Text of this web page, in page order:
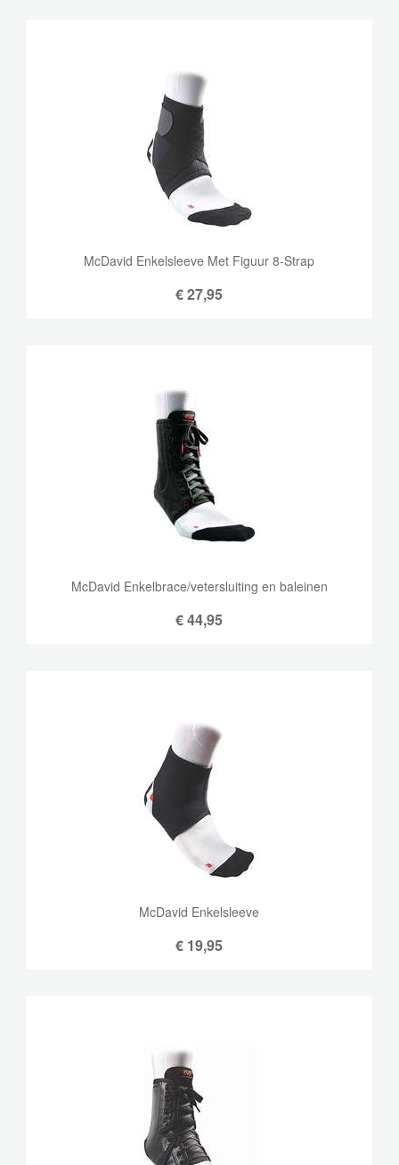
McDavid Enkelsleeve Met Figuur 8-Strap
€27,95
McDavid Enkelbrace/vetersluiting en baleinen
€44,95
McDavid Enkelsleeve
€ 19,95